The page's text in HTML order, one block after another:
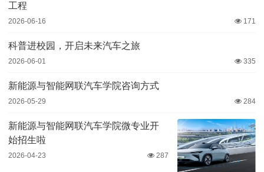
工程
2026-06-16 171
科普进校园，开启未来汽车之旅
2026-06-01 335
新能源与智能网联汽车学院咨询方式
2026-05-29 284
新能源与智能网联汽车学院微专业开
始招生啦
2026-04-23 287